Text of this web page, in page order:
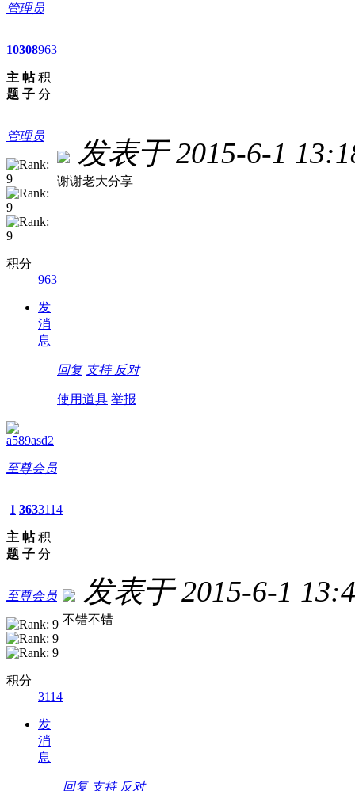
管理员
10
主
题
308
帖
子
963
积
分
管理员
积分
963
发
消
息
发表于 2015-6-1
谢谢老大分享
回复 支持 反对
使用道具 举报
a589asd2
至尊会员
1
主
题
363
帖
子
3114
积
分
至尊会员
积分
3114
发
消
息
发表于 2015-6-1
不错不错
回复 支持 反对